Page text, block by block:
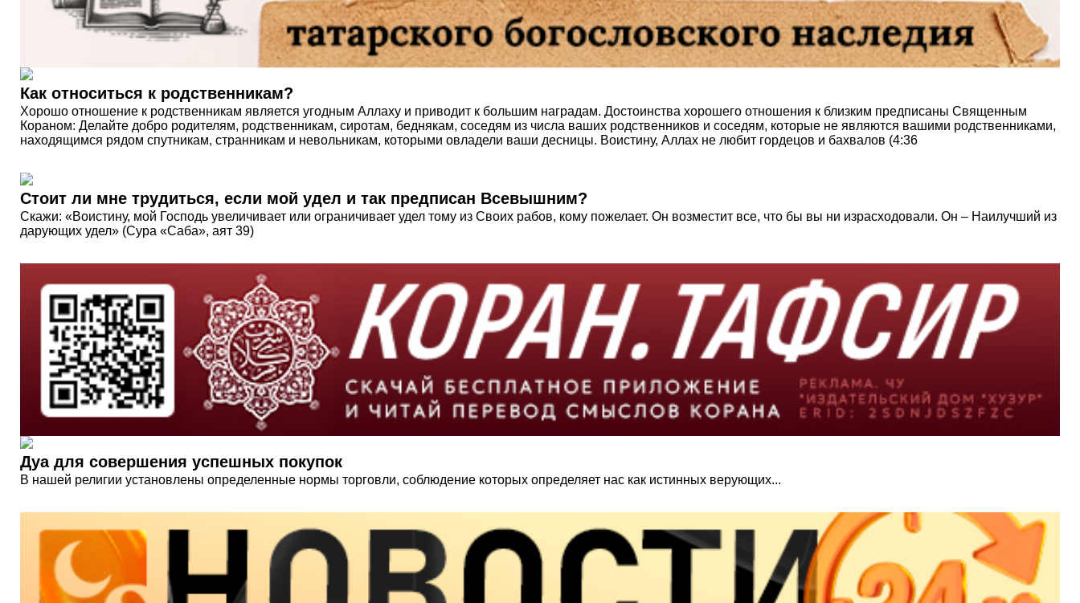
Как относиться к родственникам?
Хорошо отношение к родственникам является угодным Аллаху и приводит к большим наградам. Достоинства хорошего отношения к близким предписаны Священным
Кораном: Делайте добро родителям, родственникам, сиротам, беднякам, соседям из числа ваших родственников и соседям, которые не являются вашими родственниками,
находящимся рядом спутникам, странникам и невольникам, которыми овладели ваши десницы. Воистину, Аллах не любит гордецов и бахвалов (4:36
Стоит ли мне трудиться, если мой удел и так предписан Всевышним?
Скажи: «Воистину, мой Господь увеличивает или ограничивает удел тому из Своих рабов, кому пожелает. Он возместит все, что бы вы ни израсходовали. Он – Наилучший из
дарующих удел» (Сура «Саба», аят 39)
Дуа для совершения успешных покупок
В нашей религии установлены определенные нормы торговли, соблюдение которых определяет нас как истинных верующих...